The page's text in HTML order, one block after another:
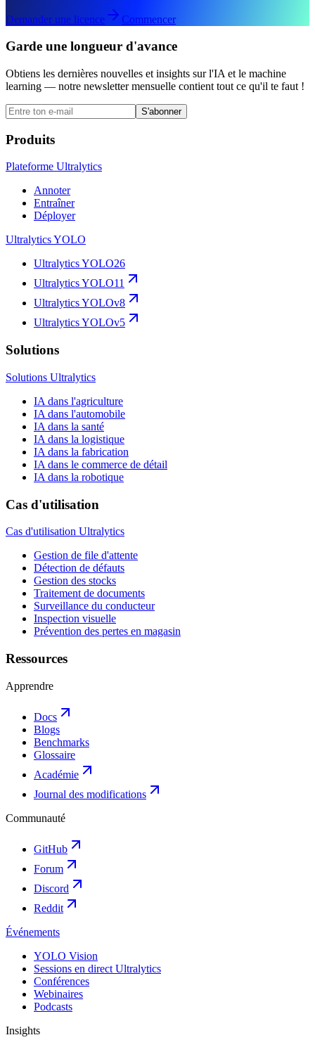
Demander une licence Commencer
Garde une longueur d'avance
Obtiens les dernières nouvelles et insights sur l'IA et le machine
learning — notre newsletter mensuelle contient tout ce qu'il te faut !
S'abonner
Produits
Plateforme Ultralytics
Annoter
Entraîner
Déployer
Ultralytics YOLO
Ultralytics YOLO26
Ultralytics YOLO11
Ultralytics YOLOv8
Ultralytics YOLOv5
Solutions
Solutions Ultralytics
IA dans l'agriculture
IA dans l'automobile
IA dans la santé
IA dans la logistique
IA dans la fabrication
IA dans le commerce de détail
IA dans la robotique
Cas d'utilisation
Cas d'utilisation Ultralytics
Gestion de file d'attente
Détection de défauts
Gestion des stocks
Traitement de documents
Surveillance du conducteur
Inspection visuelle
Prévention des pertes en magasin
Ressources
Apprendre
Docs
Blogs
Benchmarks
Glossaire
Académie
Journal des modifications
Communauté
GitHub
Forum
Discord
Reddit
Événements
YOLO Vision
Sessions en direct Ultralytics
Conférences
Webinaires
Podcasts
Insights